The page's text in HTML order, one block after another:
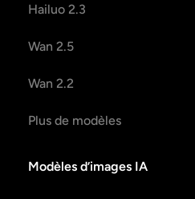
Hailuo 2.3
Wan 2.5
Wan 2.2
Plus de modèles
Modèles d’images IA